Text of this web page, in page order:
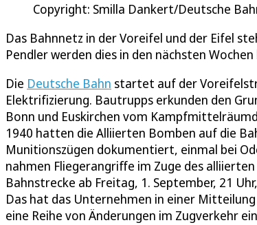
Copyright: Smilla Dankert/Deutsche
Das Bahnnetz in der Voreifel und der Eifel
Pendler werden dies in den nächsten
Die Deutsche Bahn startet auf der
Elektrifizierung. Bautrupps erkunden den
Bonn und Euskirchen vom
1940 hatten die Alliierten Bomben auf die
Munitionszügen dokumentiert, einmal bei
nahmen Fliegerangriffe im Zuge des
Bahnstrecke ab Freitag, 1. September, 21
Das hat das Unternehmen in einer
eine Reihe von Änderungen im Zugverkehr